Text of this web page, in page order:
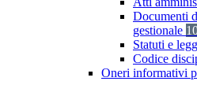
Documenti
gestionale
Statuti e
Codice
Oneri informativi